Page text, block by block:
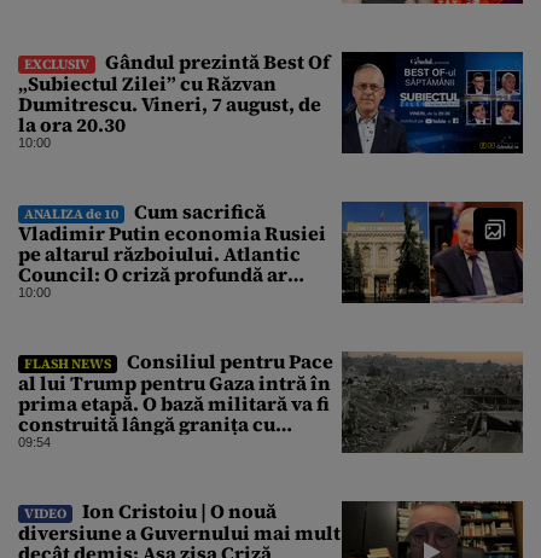
EXCLUSIV
Gândul prezintă Best Of
„Subiectul Zilei” cu Răzvan
Dumitrescu. Vineri, 7 august, de
la ora 20.30
10:00
ANALIZA de 10
Cum sacrifică
Vladimir Putin economia Rusiei
pe altarul războiului. Atlantic
Council: O criză profundă ar
putea forța Kremlinul să apeleze
10:00
FLASH NEWS
Consiliul pentru Pace
al lui Trump pentru Gaza intră în
prima etapă. O bază militară va fi
construită lângă granița cu
Israelul
09:54
VIDEO
Ion Cristoiu | O nouă
diversiune a Guvernului mai mult